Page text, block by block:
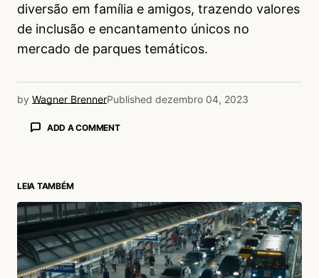
diversão em família e amigos, trazendo valores
de inclusão e encantamento únicos no
mercado de parques temáticos.
by Wagner BrennerPublished dezembro 04, 2023
ADD A COMMENT
LEIA TAMBÉM